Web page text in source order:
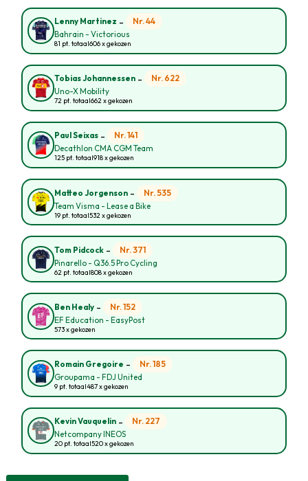
Lenny Martinez - Nr. 44
Bahrain - Victorious
81 pt. totaal606 x gekozen
Tobias Johannessen - Nr. 622
Uno-X Mobility
72 pt. totaal662 x gekozen
Paul Seixas - Nr. 141
Decathlon CMA CGM Team
125 pt. totaal918 x gekozen
Matteo Jorgenson - Nr. 535
Team Visma - Lease a Bike
19 pt. totaal532 x gekozen
Tom Pidcock - Nr. 371
Pinarello - Q36.5 Pro Cycling
62 pt. totaal808 x gekozen
Ben Healy - Nr. 152
EF Education - EasyPost
573 x gekozen
Romain Gregoire - Nr. 185
Groupama - FDJ United
9 pt. totaal487 x gekozen
Kevin Vauquelin - Nr. 227
Netcompany INEOS
20 pt. totaal520 x gekozen